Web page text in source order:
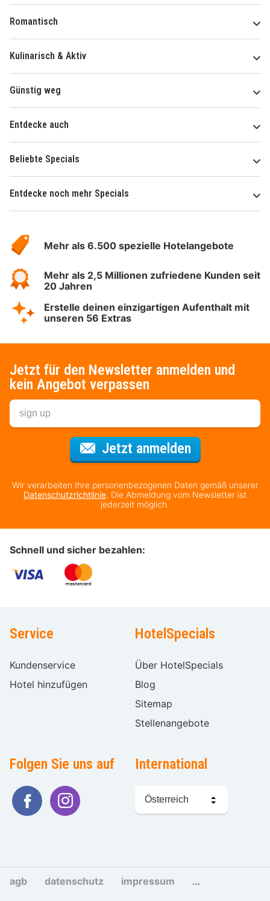
Romantisch
Kulinarisch & Aktiv
Günstig weg
Entdecke auch
Beliebte Specials
Entdecke noch mehr Specials
Hotelspecials
Mehr als 6.500 spezielle Hotelangebote
Mehr als 2,5 Millionen zufriedene Kunden seit
20 Jahren
Erstelle deinen einzigartigen Aufenthalt mit
unseren 56 Extras
Jetzt für den Newsletter anmelden und
kein Angebot verpassen
Jetzt anmeldenFür den
Wir verarbeiten Ihre personenbezogenen Daten gemäß unserer
Datenschutzrichtlinie. Die Abmeldung vom Newsletter ist
jederzeit möglich.
Schnell und sicher bezahlen:
Service
Kundenservice
Hotel hinzufügen
HotelSpecials
Über HotelSpecials
Blog
Sitemap
Stellenangebote
Folgen Sie uns auf International
Sprache
wählen
agb datenschutz impressum cookies und